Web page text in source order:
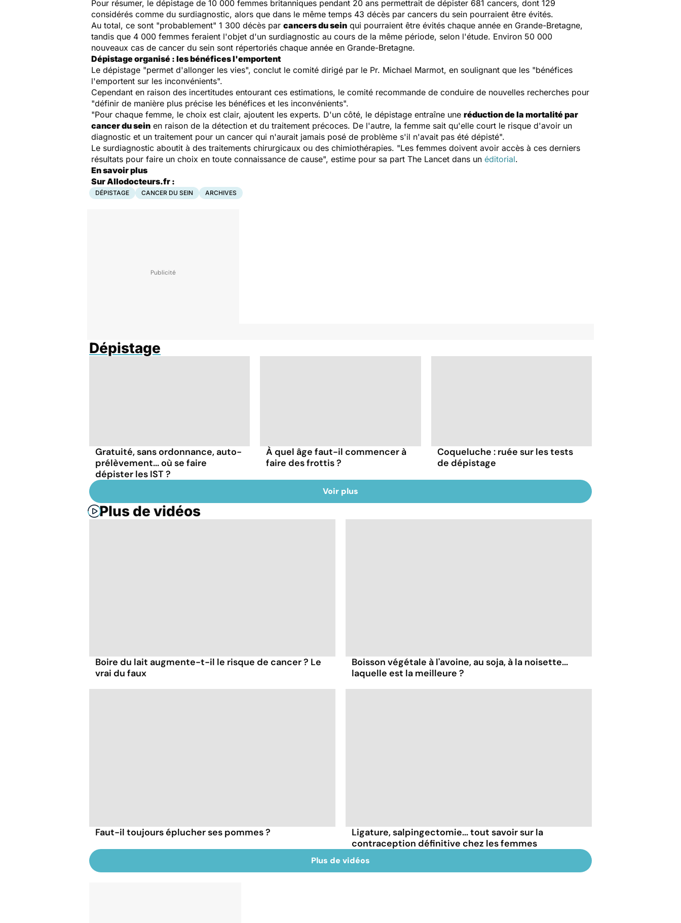
Pour résumer, le dépistage de 10 000 femmes britanniques pendant 20 ans permettrait de dépister 681 cancers, dont 129
considérés comme du surdiagnostic, alors que dans le même temps 43 décès par cancers du sein pourraient être évités.
Au total, ce sont "probablement" 1 300 décès par cancers du sein qui pourraient être évités chaque année en Grande-Bretagne,
tandis que 4 000 femmes feraient l'objet d'un surdiagnostic au cours de la même période, selon l'étude. Environ 50 000
nouveaux cas de cancer du sein sont répertoriés chaque année en Grande-Bretagne.
Dépistage organisé : les bénéfices l'emportent
Le dépistage "permet d'allonger les vies", conclut le comité dirigé par le Pr. Michael Marmot, en soulignant que les "bénéfices
l'emportent sur les inconvénients".
Cependant en raison des incertitudes entourant ces estimations, le comité recommande de conduire de nouvelles recherches pour
"définir de manière plus précise les bénéfices et les inconvénients".
"Pour chaque femme, le choix est clair, ajoutent les experts. D'un côté, le dépistage entraîne une réduction de la mortalité par
cancer du sein en raison de la détection et du traitement précoces. De l'autre, la femme sait qu'elle court le risque d'avoir un
diagnostic et un traitement pour un cancer qui n'aurait jamais posé de problème s'il n'avait pas été dépisté".
Le surdiagnostic aboutit à des traitements chirurgicaux ou des chimiothérapies. "Les femmes doivent avoir accès à ces derniers
résultats pour faire un choix en toute connaissance de cause", estime pour sa part The Lancet dans un éditorial.
En savoir plus
Sur Allodocteurs.fr :
DÉPISTAGE CANCER DU SEIN ARCHIVES
Dépistage
Gratuité, sans ordonnance, auto-
prélèvement... où se faire
dépister les IST ?
À quel âge faut-il commencer à
faire des frottis ?
Coqueluche : ruée sur les tests
de dépistage
Voir plus
Plus de vidéos
Boire du lait augmente-t-il le risque de cancer ? Le
vrai du faux
Boisson végétale à l'avoine, au soja, à la noisette...
laquelle est la meilleure ?
Faut-il toujours éplucher ses pommes ?
Ligature, salpingectomie... tout savoir sur la
contraception définitive chez les femmes
Plus de vidéos